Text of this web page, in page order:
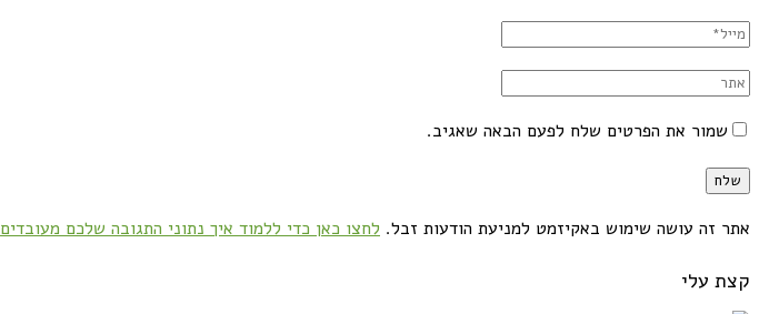
שמור את הפרטים שלח לפעם הבאה שאגיב.
אתר זה עושה שימוש באקיזמט למניעת הודעות זבל. לחצו כאן כדי ללמוד איך נתוני התגובה שלכם מעובדים
קצת עלי